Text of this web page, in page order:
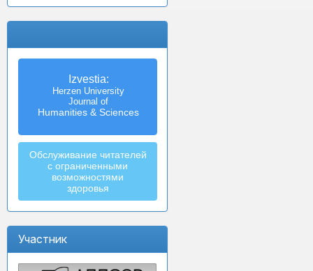
Izvestia:
Herzen University
Journal of
Humanities & Sciences
Обслуживание читателей
с ограниченными
возможностями
здоровья
Участник